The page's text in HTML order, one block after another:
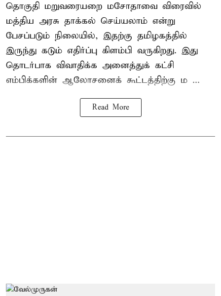
தொகுதி மறுவரையறை மசோதாவை விரைவில்
மத்திய அரசு தாக்கல் செய்யலாம் என்று
பேசப்படும் நிலையில், இதற்கு தமிழகத்தில்
இருந்து கடும் எதிர்ப்பு கிளம்பி வருகிறது. இது
தொடர்பாக விவாதிக்க அனைத்துக் கட்சி
எம்பிக்களின் ஆலோசனைக் கூட்டத்திற்கு ம ...
Read More